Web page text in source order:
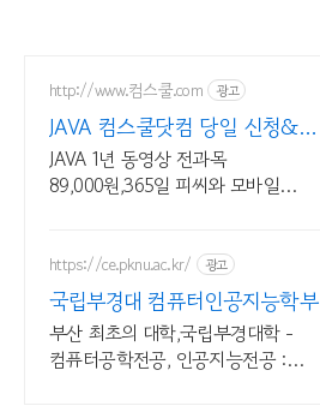
http://www.컴스쿨.com 광고
JAVA 컴스쿨닷컴 당일 신청&
결제시 기프티콘!
JAVA 1년 동영상 전과목
89,000원,365일 피씨와 모바일
https://ce.pknu.ac.kr/ 광고
국립부경대 컴퓨터인공지능학부
부산 최초의 대학,국립부경대학 -
컴퓨터공학전공, 인공지능전공 :